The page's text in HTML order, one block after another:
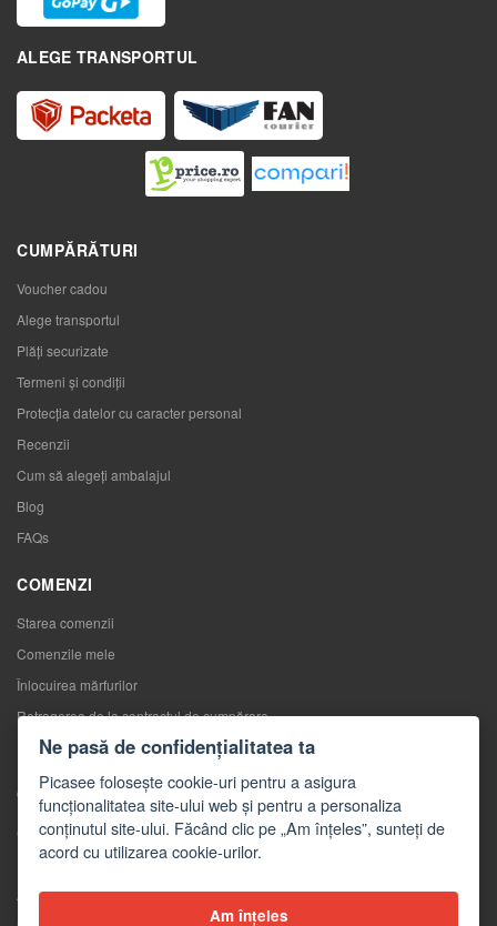
ALEGE TRANSPORTUL
CUMPĂRĂTURI
Voucher cadou
Alege transportul
Plăți securizate
Termeni și condiții
Protecția datelor cu caracter personal
Recenzii
Cum să alegeţi ambalajul
Blog
FAQs
COMENZI
Starea comenzii
Comenzile mele
Înlocuirea mărfurilor
Retragerea de la contractul de cumpărare
Reclamaţii
CONTACTE
Contacte
Formular de contact
Angro
Ne pasă de confidențialitatea ta
Picasee folosește cookie-uri pentru a asigura
funcționalitatea site-ului web și pentru a personaliza
conținutul site-ului. Făcând clic pe „Am înțeles”, sunteți de
acord cu utilizarea cookie-urilor.
Am înțeles